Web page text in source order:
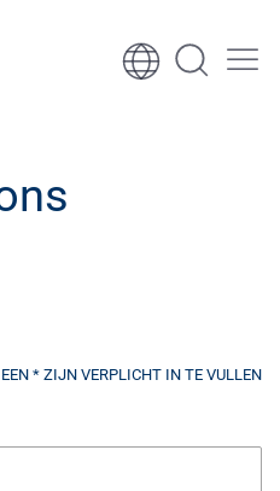
* ZIJN VERPLICHT IN TE VULLEN